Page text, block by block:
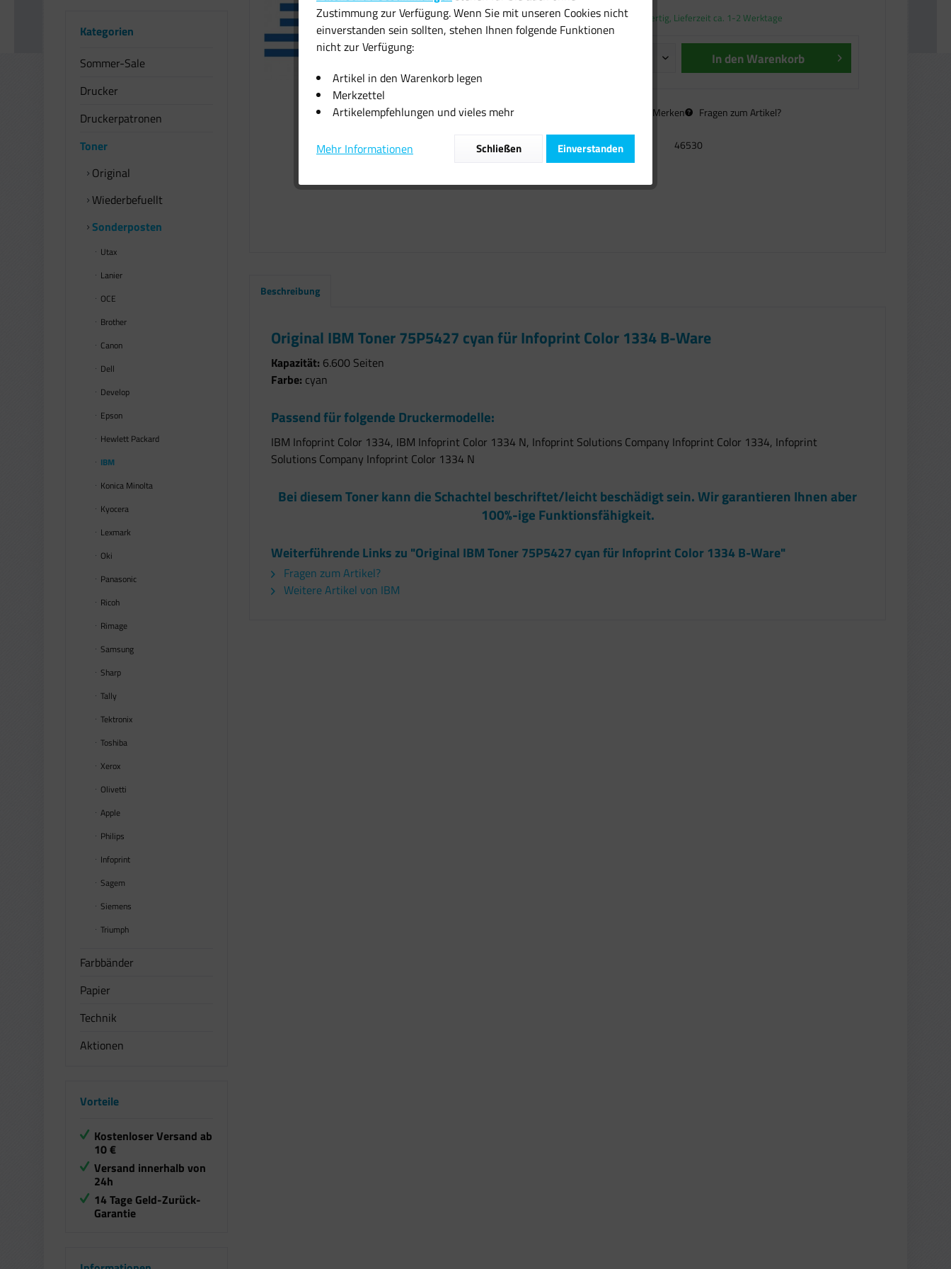
Kategorien
Sommer-Sale
Drucker
Druckerpatronen
Toner
Original
Wiederbefuellt
Sonderposten
Utax
Lanier
OCE
Brother
Canon
Dell
Develop
Epson
Hewlett Packard
IBM
Konica Minolta
Kyocera
Lexmark
Oki
Panasonic
Ricoh
Rimage
Samsung
Sharp
Tally
Tektronix
Toshiba
Xerox
Olivetti
Apple
Philips
Infoprint
Sagem
Siemens
Triumph
Farbbänder
Papier
Technik
Aktionen
Vorteile
Kostenloser Versand ab
10 €
Versand innerhalb von
24h
14 Tage Geld-Zurück-
Garantie
Sofort versandfertig, Lieferzeit ca. 1-2 Werktage
In denWarenkorb
Merken Fragen zum Artikel?
Artikel-Nr.: 46530
Beschreibung
Original IBM Toner 75P5427 cyan für Infoprint Color 1334 B-Ware
Kapazität: 6.600 Seiten
Farbe: cyan
Passend für folgende Druckermodelle:
IBM Infoprint Color 1334, IBM Infoprint Color 1334 N, Infoprint Solutions Company Infoprint Color 1334, Infoprint
Solutions Company Infoprint Color 1334 N
Bei diesem Toner kann die Schachtel beschriftet/leicht beschädigt sein. Wir garantieren Ihnen aber
100%-ige Funktionsfähigkeit.
Weiterführende Links zu "Original IBM Toner 75P5427 cyan für Infoprint Color 1334 B-Ware"
Fragen zum Artikel?
Weitere Artikel von IBM
Zustimmung zur Verfügung. Wenn Sie mit unseren Cookies nicht
einverstanden sein sollten, stehen Ihnen folgende Funktionen
nicht zur Verfügung:
Artikel in den Warenkorb legen
Merkzettel
Artikelempfehlungen und vieles mehr
Mehr Informationen Einverstanden
Schließen